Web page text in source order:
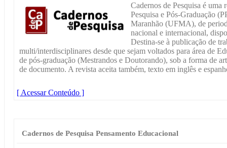
Cadernos de Pesquisa é
Pesquisa e Pós-Graduação
Maranhão (UFMA), de
nacional e internacional,
Destina-se à publicação de
multi/interdisciplinares desde que sejam voltados para área de
de pós-graduação (Mestrandos e Doutorando), sob a forma de
de documento. A revista aceita também, texto em inglês e
[ Acessar Conteúdo ]
Cadernos de Pesquisa Pensamento Educacional